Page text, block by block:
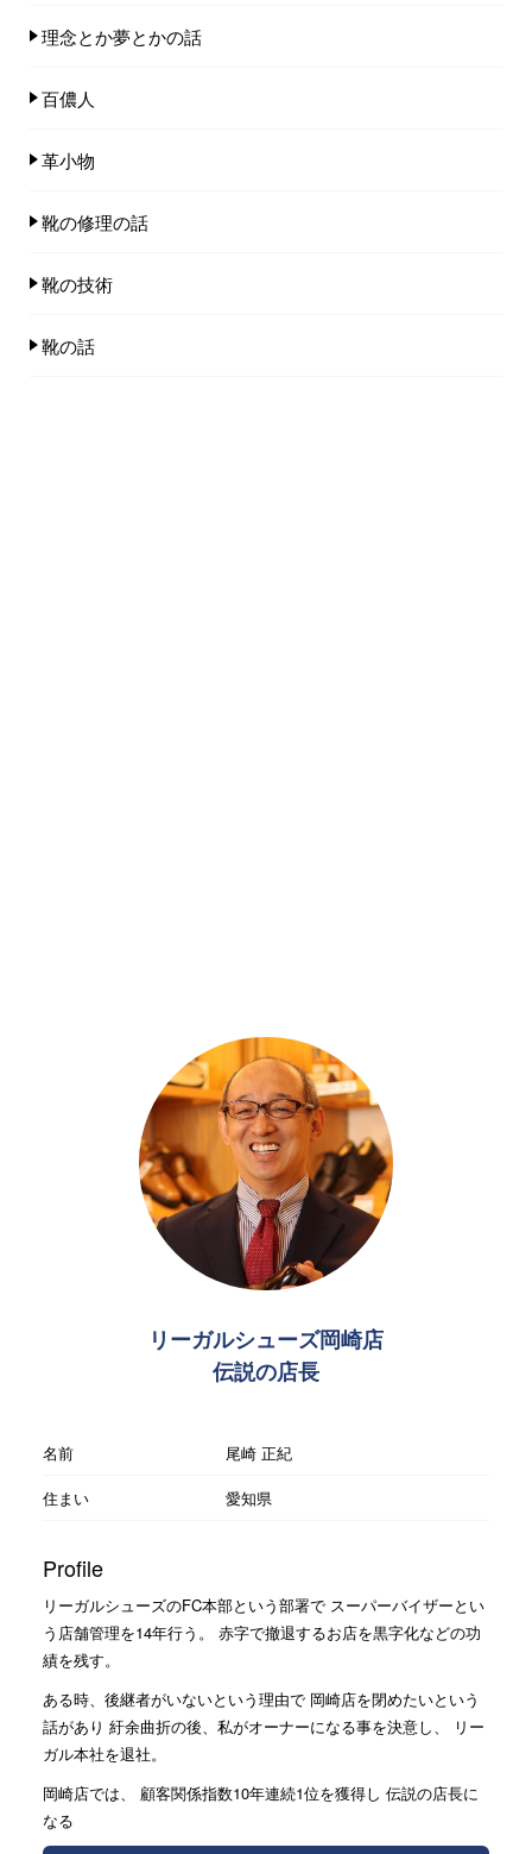
理念とか夢とかの話
百儂人
革小物
靴の修理の話
靴の技術
靴の話
リーガルシューズ岡崎店
伝説の店長
名前
尾崎 正紀
住まい
愛知県
Profile
リーガルシューズのFC本部という部署で スーパーバイザーとい
う店舗管理を14年行う。 赤字で撤退するお店を黒字化などの功
績を残す。
ある時、後継者がいないという理由で 岡崎店を閉めたいという
話があり 紆余曲折の後、私がオーナーになる事を決意し、 リー
ガル本社を退社。
岡崎店では、 顧客関係指数10年連続1位を獲得し 伝説の店長に
なる